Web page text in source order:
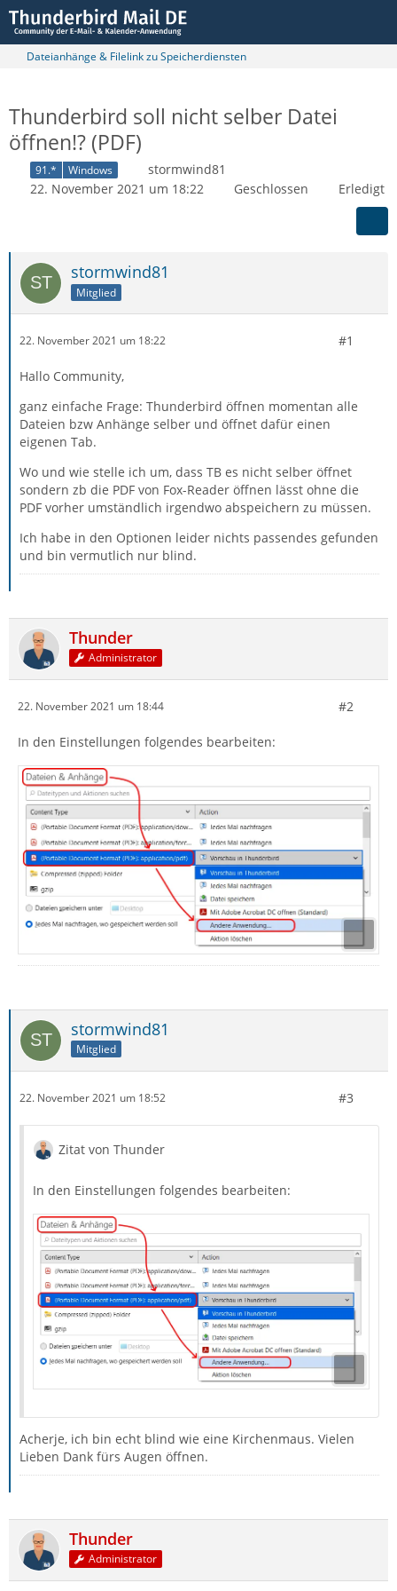
Dateianhänge & Filelink zu Speicherdiensten
Thunderbird soll nicht selber Datei
öffnen!? (PDF)
91.* Windows
stormwind81
22. November 2021 um 18:22
Geschlossen Erledigt
stormwind81
Mitglied
22. November 2021 um 18:22 #1
Hallo Community,
ganz einfache Frage: Thunderbird öffnen momentan alle
Dateien bzw Anhänge selber und öffnet dafür einen
eigenen Tab.
Wo und wie stelle ich um, dass TB es nicht selber öffnet
sondern zb die PDF von Fox-Reader öffnen lässt ohne die
PDF vorher umständlich irgendwo abspeichern zu müssen.
Ich habe in den Optionen leider nichts passendes gefunden
und bin vermutlich nur blind.
Thunder
Administrator
22. November 2021 um 18:44 #2
In den Einstellungen folgendes bearbeiten:
stormwind81
Mitglied
22. November 2021 um 18:52 #3
Zitat von Thunder
In den Einstellungen folgendes bearbeiten:
Acherje, ich bin echt blind wie eine Kirchenmaus. Vielen
Lieben Dank fürs Augen öffnen.
Thunder
Administrator